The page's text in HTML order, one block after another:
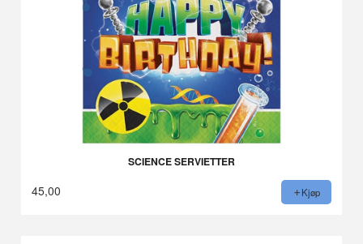
SCIENCE SERVIETTER
45,00 Kjøp